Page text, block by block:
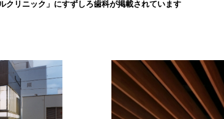
クリニック」にすずしろ歯科が掲載されています